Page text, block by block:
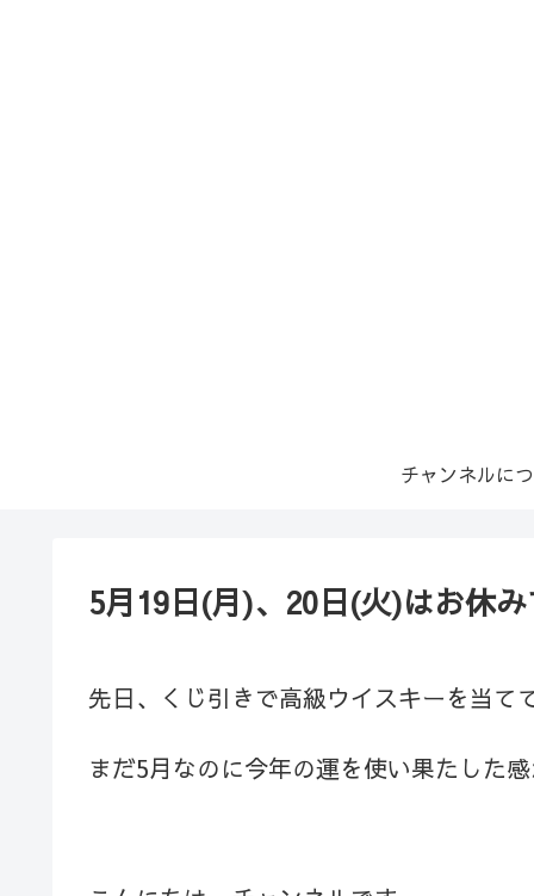
チャンネルに
5月19日(月)、20日(火)はお休
先日、くじ引きで高級ウイスキーを当て
まだ5月なのに今年の運を使い果たした